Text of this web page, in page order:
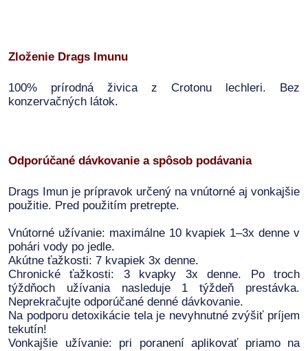
Zloženie Drags Imunu
100% prírodná živica z Crotonu lechleri. Bez
konzervačných látok.
Odporúčané dávkovanie a spôsob podávania
Drags Imun je prípravok určený na vnútorné aj vonkajšie
použitie. Pred použitím pretrepte.
Vnútorné užívanie: maximálne 10 kvapiek 1–3x denne v
pohári vody po jedle.
Akútne ťažkosti: 7 kvapiek 3x denne.
Chronické ťažkosti: 3 kvapky 3x denne. Po troch
týždňoch užívania nasleduje 1 týždeň prestávka.
Neprekračujte odporúčané denné dávkovanie.
Na podporu detoxikácie tela je nevyhnutné zvýšiť príjem
tekutín!
Vonkajšie užívanie: pri poranení aplikovať priamo na